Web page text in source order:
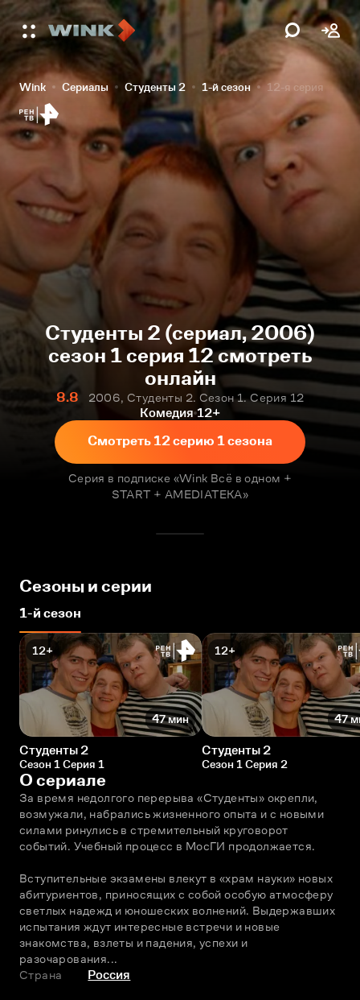
Wink Сериалы Студенты 2 1-й сезон 12-я серия
Студенты 2 (сериал, 2006)
сезон 1 серия 12 смотреть
онлайн
8.8
2006, Студенты 2. Сезон 1. Серия 12
Комедия 12+
Смотреть 12 серию 1 сезона
Серия в подписке «Wink Всё в одном +
START + AMEDIATEKA»
Сезоны и серии
1-й сезон
12+
47 мин
Студенты 2
Сезон 1 Серия 1
12+
47
Студенты 2
Сезон 1 Серия 2
О сериале
За время недолгого перерыва «Студенты» окрепли,
возмужали, набрались жизненного опыта и с новыми
силами ринулись в стремительный круговорот
событий. Учебный процесс в МосГИ продолжается.
Вступительные экзамены влекут в «храм науки» новых
абитуриентов, приносящих с собой особую атмосферу
светлых надежд и юношеских волнений. Выдержавших
испытания ждут интересные встречи и новые
знакомства, взлеты и падения, успехи и
разочарования...
Страна
Россия